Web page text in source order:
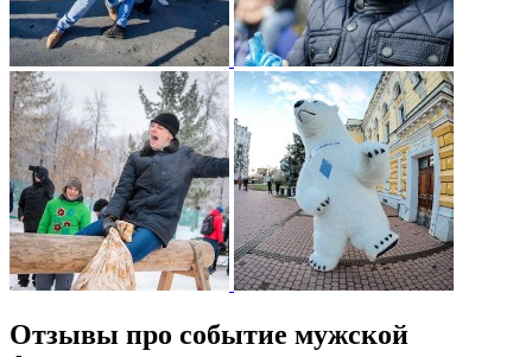
Отзывы про событие мужской